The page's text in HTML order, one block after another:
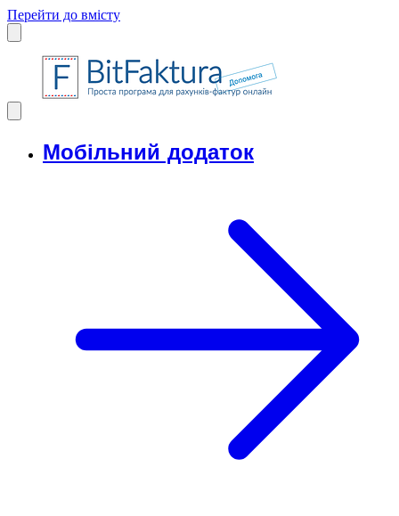
Перейти до вмісту
Мобільний додаток